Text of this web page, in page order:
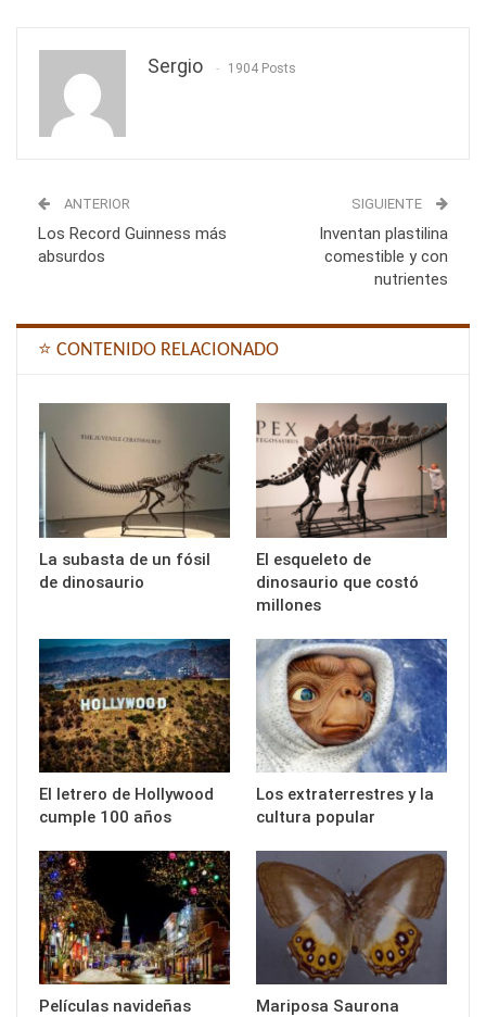
Sergio 1904 Posts
ANTERIOR
Los Record Guinness más
absurdos
SIGUIENTE
Inventan plastilina
comestible y con
nutrientes
⭐ CONTENIDO RELACIONADO
La subasta de un fósil
de dinosaurio
El esqueleto de
dinosaurio que costó
millones
El letrero de Hollywood
cumple 100 años
Los extraterrestres y la
cultura popular
Películas navideñas
Mariposa Saurona